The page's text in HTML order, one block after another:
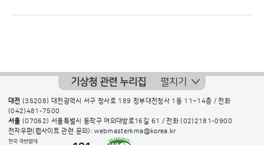
기상청 관련 누리집 펼치기
대전 (35208) 대전광역시 서구 청사로 189 정부대전청사 1동 11~14층 / 전화
(042)481-7500
서울 (07062) 서울특별시 동작구 여의대방로16길 61 / 전화(02)2181-0900
전자우편(웹사이트 관련 문의): webmasterkma@korea.kr